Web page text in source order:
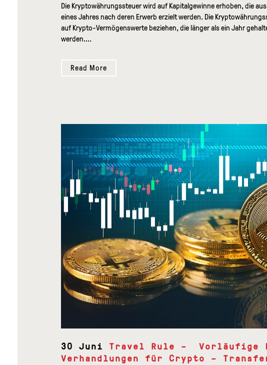
Die Kryptowährungssteuer wird auf Kapitalgewinne erhoben, die
eines Jahres nach deren Erwerb erzielt werden. Die
auf Krypto-Vermögenswerte beziehen, die länger als ein Jahr
werden....
Read More
30 Juni
Travel Rule – Vorläufige
Verhandlungen für Crypto –